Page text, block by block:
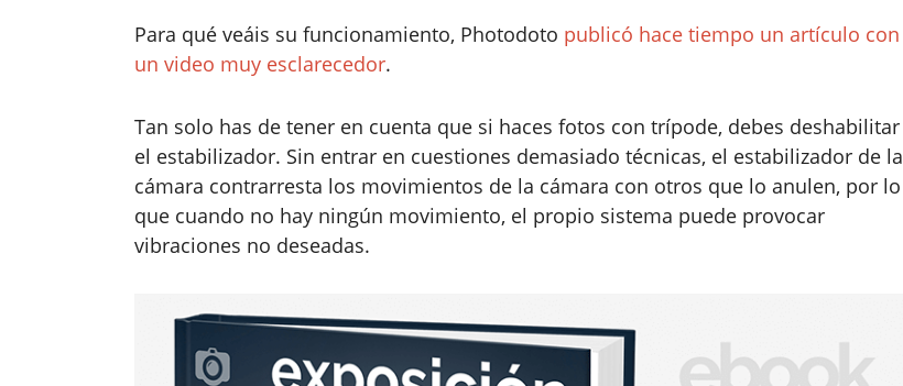
Para qué veáis su funcionamiento, Photodoto publicó hace tiempo un artículo con
un video muy esclarecedor.
Tan solo has de tener en cuenta que si haces fotos con trípode, debes deshabilitar
el estabilizador. Sin entrar en cuestiones demasiado técnicas, el estabilizador de la
cámara contrarresta los movimientos de la cámara con otros que lo anulen, por lo
que cuando no hay ningún movimiento, el propio sistema puede provocar
vibraciones no deseadas.